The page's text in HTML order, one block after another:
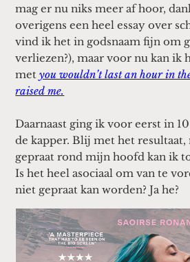
mag er nu niks meer af hoor,
overigens een heel essay over
vind ik het in godsnaam fijn om
verliezen?), maar voor nu kan ik
metyou wouldn’t last an hour in
raised me.
Daarnaast ging ik voor eerst in
de kapper. Blij met het resultaat,
gepraat rond mijn hoofd kan ik
Is het heel asociaal om van te
niet gepraat kan worden? Ja he?